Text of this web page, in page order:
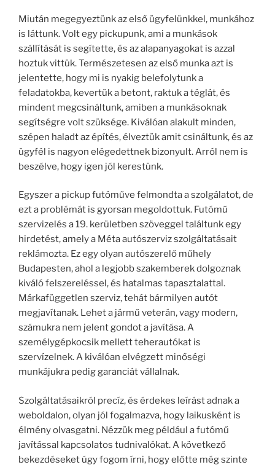
Miután megegyeztünk az első ügyfelünkkel, munkához
is láttunk. Volt egy pickupunk, ami a munkások
szállítását is segítette, és az alapanyagokat is azzal
hoztuk vittük. Természetesen az első munka azt is
jelentette, hogy mi is nyakig belefolytunk a
feladatokba, kevertük a betont, raktuk a téglát, és
mindent megcsináltunk, amiben a munkásoknak
segítségre volt szüksége. Kiválóan alakult minden,
szépen haladt az építés, élveztük amit csináltunk, és az
ügyfél is nagyon elégedettnek bizonyult. Arról nem is
beszélve, hogy igen jól kerestünk.
Egyszer a pickup futóműve felmondta a szolgálatot, de
ezt a problémát is gyorsan megoldottuk. Futómű
szervizelés a 19. kerületben szöveggel találtunk egy
hirdetést, amely a Méta autószerviz szolgáltatásait
reklámozta. Ez egy olyan autószerelő műhely
Budapesten, ahol a legjobb szakemberek dolgoznak
kiváló felszereléssel, és hatalmas tapasztalattal.
Márkafüggetlen szerviz, tehát bármilyen autót
megjavítanak. Lehet a jármű veterán, vagy modern,
számukra nem jelent gondot a javítása. A
személygépkocsik mellett teherautókat is
szervízelnek. A kiválóan elvégzett minőségi
munkájukra pedig garanciát vállalnak.
Szolgáltatásaikról precíz, és érdekes leírást adnak a
weboldalon, olyan jól fogalmazva, hogy laikusként is
élmény olvasgatni. Nézzük meg például a futómű
javítással kapcsolatos tudnivalókat. A következő
bekezdéseket úgy fogom írni, hogy előtte még szinte